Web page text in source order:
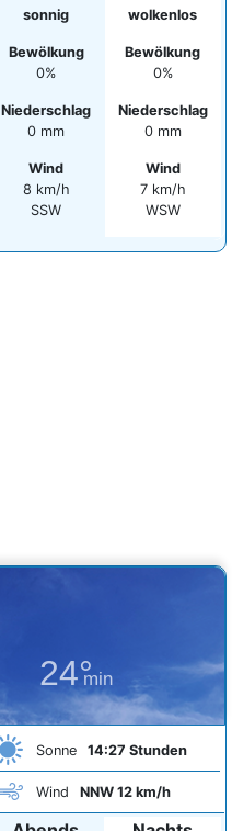
sonnig
Bewölkung
0%
Niederschlag
0 mm
Wind
8 km/h
SSW
wolkenlos
Bewölkung
0%
Niederschlag
0 mm
Wind
7 km/h
WSW
24°
min
Sonne 14:27 Stunden
Wind NNW 12 km/h